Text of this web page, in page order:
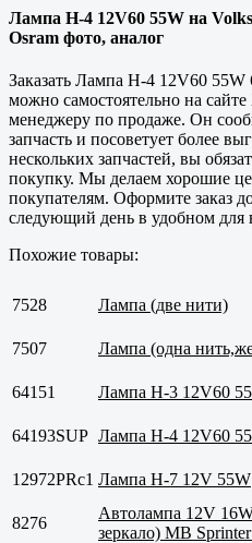
Лампа H-4 12V60 55W на
Osram фото, аналог
Заказать Лампа H-4 12V60
можно самостоятельно на
менеджеру по продаже. Он
запчасть и посоветует более
нескольких запчастей, вы
покупку. Мы делаем хорошие
покупателям. Оформите заказ
следующий день в удобном для
Похожие товары:
7528 Лампа (две нити)
7507
Лампа (одна
64151
Лампа H-3 12V60
64193SUP Лампа H-4 12V60
12972PRс1 Лампа H-7 12V 55W
8276
Автолампа 12V
зеркало) MB